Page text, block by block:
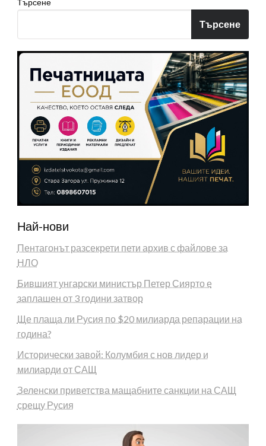
Търсене
Търсене
Най-нови
Пентагонът разсекрети пети архив с файлове за
НЛО
Бившият унгарски министър Петер Сиярто е
заплашен от 3 години затвор
Ще плаща ли Русия по $20 милиарда репарации на
година?
Исторически завой: Колумбия с нов лидер и
милиарди от САЩ
Зеленски приветства мащабните санкции на САЩ
срещу Русия